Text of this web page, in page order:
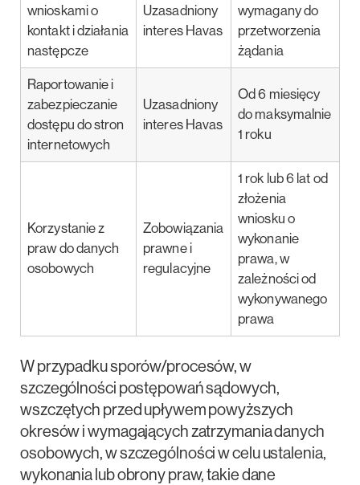
wnioskami o
kontakt i działania
następcze
Uzasadniony
interes Havas
wymagany do
przetworzenia
żądania
Raportowanie i
zabezpieczanie
dostępu do stron
internetowych
Uzasadniony
interes Havas
Od 6 miesięcy
do maksymalnie
1 roku
Korzystanie z
praw do danych
osobowych
Zobowiązania
prawne i
regulacyjne
1 rok lub 6 lat od
złożenia
wniosku o
wykonanie
prawa, w
zależności od
wykonywanego
prawa
W przypadku sporów/procesów, w
szczególności postępowań sądowych,
wszczętych przed upływem powyższych
okresów i wymagających zatrzymania danych
osobowych, w szczególności w celu ustalenia,
wykonania lub obrony praw, takie dane